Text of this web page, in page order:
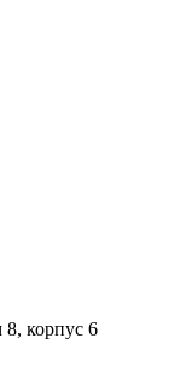
8, корпус 6